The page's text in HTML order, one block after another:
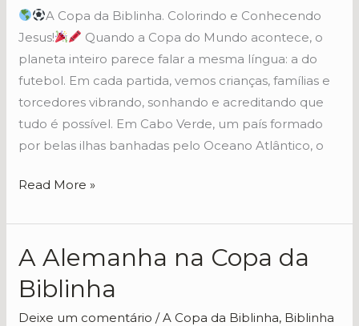
A Copa da Biblinha. Colorindo e Conhecendo
Jesus!
Quando a Copa do Mundo acontece, o
planeta inteiro parece falar a mesma língua: a do
futebol. Em cada partida, vemos crianças, famílias e
torcedores vibrando, sonhando e acreditando que
tudo é possível. Em Cabo Verde, um país formado
por belas ilhas banhadas pelo Oceano Atlântico, o
Read More »
A Alemanha na Copa da
Biblinha
Deixe um comentário /A Copa da Biblinha, Biblinha
A
na
Copa